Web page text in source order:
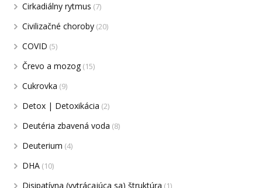
Cirkadiálny rytmus (7)
Civilizačné choroby (20)
COVID (5)
Črevo a mozog (15)
Cukrovka (9)
Detox | Detoxikácia (2)
Deutéria zbavená voda (8)
Deuterium (4)
DHA (10)
Disipatívna (vytrácajúca sa) štruktúra